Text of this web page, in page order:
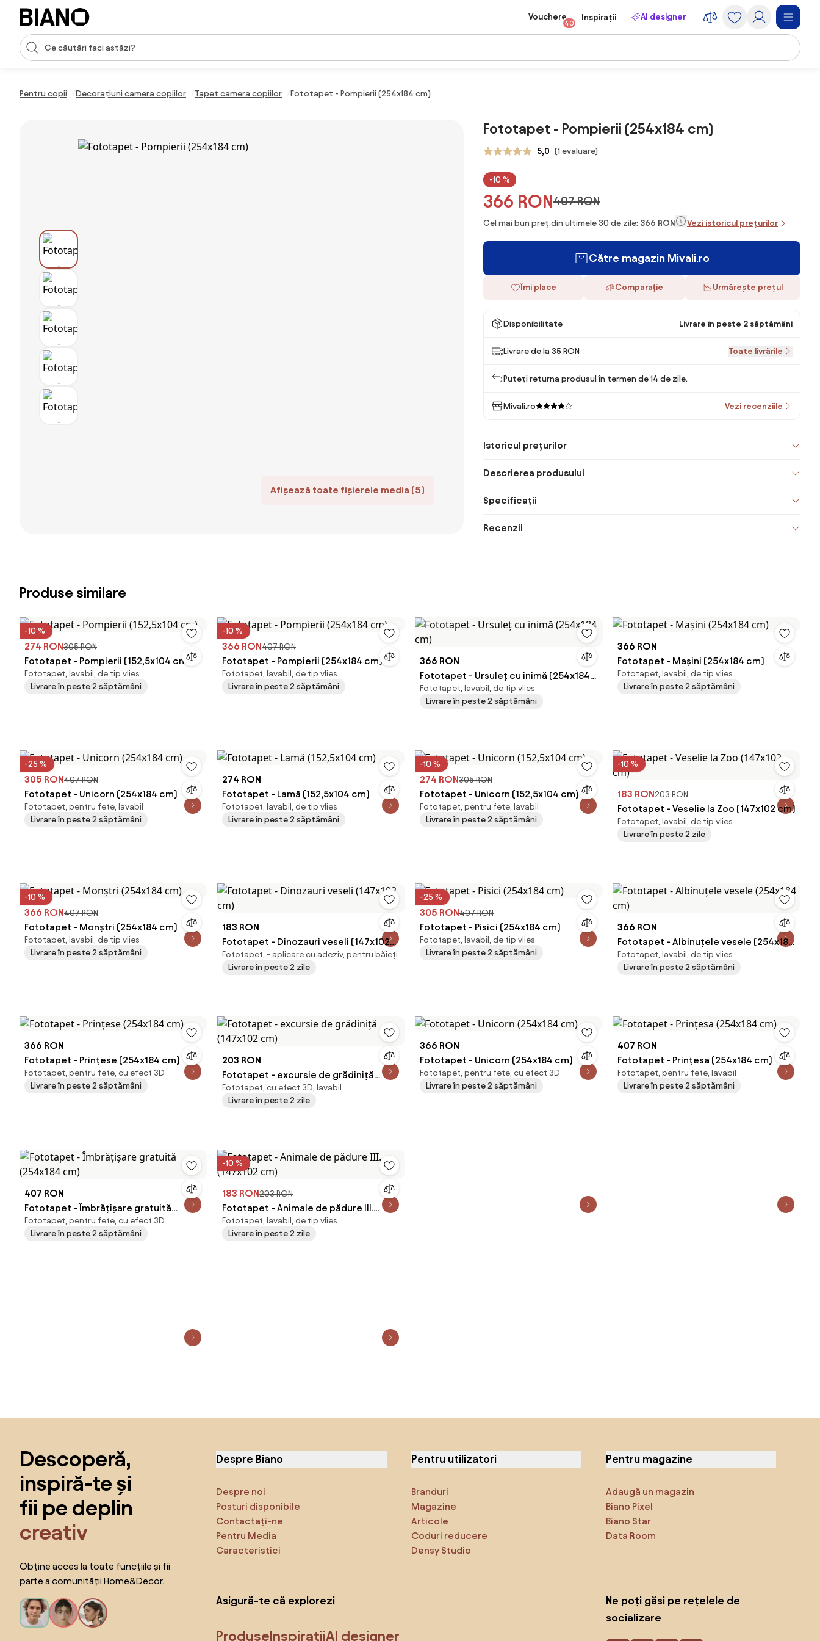
Sari peste navigare, accesează conținutul
Introducerea căutării
Vouchere
40
Inspirații AI designer
Pentru copii Decorațiuni camera copiilor Tapet camera copiilor Fototapet - Pompierii (254x184 cm)
Afișează toate fișierele media (5)
Fototapet - Pompierii (254x184 cm)
5,0 (1 evaluare)
-10 %
366 RON407 RON
Cel mai bun preț din ultimele 30 de zile: 366 RON Vezi istoricul prețurilor
Către magazin Mivali.ro
Îmi place Comparaţie Urmărește prețul
Disponibilitate Livrare în peste 2 săptămâni
Livrare de la 35 RON Toate livrările
Puteți returna produsul în termen de 14 de zile.
Mivali.ro Vezi recenziile
Istoricul prețurilor
Descrierea produsului
Specificații
Recenzii
Produse similare
-10 %
274 RON305 RON
Fototapet - Pompierii (152,5x104 cm)
Fototapet, lavabil, de tip vlies
Livrare în peste 2 săptămâni
-10 %
366 RON407 RON
Fototapet - Pompierii (254x184 cm)
Fototapet, lavabil, de tip vlies
Livrare în peste 2 săptămâni
366 RON
Fototapet - Ursuleț cu inimă (254x184
cm)
Fototapet, lavabil, de tip vlies
Livrare în peste 2 săptămâni
366 RON
Fototapet - Mașini (254x184 cm)
Fototapet, lavabil, de tip vlies
Livrare în peste 2 săptămâni
-25 %
305 RON407 RON
Fototapet - Unicorn (254x184 cm)
Fototapet, pentru fete, lavabil
Livrare în peste 2 săptămâni
274 RON
Fototapet - Lamă (152,5x104 cm)
Fototapet, lavabil, de tip vlies
Livrare în peste 2 săptămâni
-10 %
274 RON305 RON
Fototapet - Unicorn (152,5x104 cm)
Fototapet, pentru fete, lavabil
Livrare în peste 2 săptămâni
-10 %
183 RON203 RON
Fototapet - Veselie la Zoo (147x102 cm)
Fototapet, lavabil, de tip vlies
Livrare în peste 2 zile
-10 %
366 RON407 RON
Fototapet - Monștri (254x184 cm)
Fototapet, lavabil, de tip vlies
Livrare în peste 2 săptămâni
183 RON
Fototapet - Dinozauri veseli (147x102
cm)
Fototapet, - aplicare cu adeziv, pentru băieți
Livrare în peste 2 zile
-25 %
305 RON407 RON
Fototapet - Pisici (254x184 cm)
Fototapet, lavabil, de tip vlies
Livrare în peste 2 săptămâni
366 RON
Fototapet - Albinuțele vesele (254x184
cm)
Fototapet, lavabil, de tip vlies
Livrare în peste 2 săptămâni
366 RON
Fototapet - Prințese (254x184 cm)
Fototapet, pentru fete, cu efect 3D
Livrare în peste 2 săptămâni
203 RON
Fototapet - excursie de grădiniță
(147x102 cm)
Fototapet, cu efect 3D, lavabil
Livrare în peste 2 zile
366 RON
Fototapet - Unicorn (254x184 cm)
Fototapet, pentru fete, cu efect 3D
Livrare în peste 2 săptămâni
407 RON
Fototapet - Prințesa (254x184 cm)
Fototapet, pentru fete, lavabil
Livrare în peste 2 săptămâni
407 RON
Fototapet - Îmbrățișare gratuită
(254x184 cm)
Fototapet, pentru fete, cu efect 3D
Livrare în peste 2 săptămâni
-10 %
183 RON203 RON
Fototapet - Animale de pădure III.
(147x102 cm)
Fototapet, lavabil, de tip vlies
Livrare în peste 2 zile
Descoperă,
inspiră-te și
fii pe deplin
creativ
Obține acces la toate funcțiile și fii
parte a comunității Home&Decor.
Despre Biano
Despre noi
Posturi disponibile
Contactați-ne
Pentru Media
Caracteristici
Pentru utilizatori
Branduri
Magazine
Articole
Coduri reducere
Densy Studio
Pentru magazine
Adaugă un magazin
Biano Pixel
Biano Star
Data Room
Asigură-te că explorezi
ProduseInspirațiiAI designer
Ne poți găsi pe rețelele de
socializare